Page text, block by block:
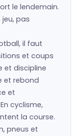
le lendemain.
pas
il faut
et coups
et discipline
et rebond
et
cyclisme,
la course.
pneus et